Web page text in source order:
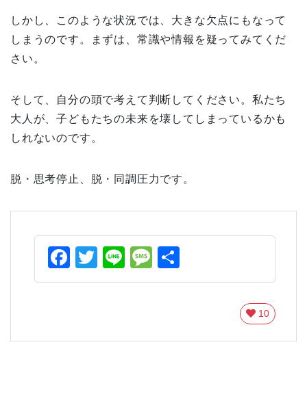
しかし、このような状況では、大きな欠点にもなって
しまうのです。まずは、常識や情報を疑ってみてくだ
さい。
そして、自分の頭で考えて判断してください。私たち
大人が、子どもたちの未来を壊してしまっているかも
しれないのです。
脱・思考停止、脱・同調圧力です。
Facebook
Twitter
LineMessage
有
10